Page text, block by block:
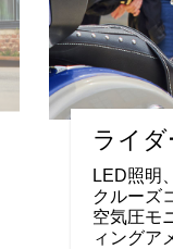
ライ
LED照明
クルーズ
空気圧モ
ィングア